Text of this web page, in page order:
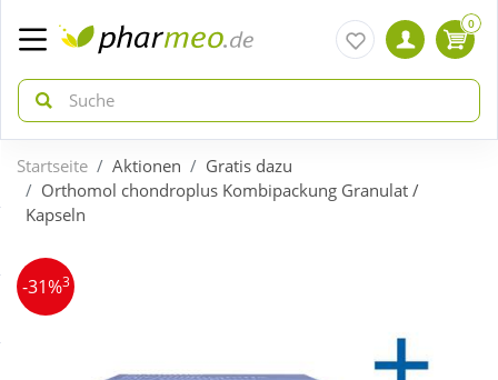
zurück
Aktuelle Coupons
zurück
Arzneimittel
0
Startseite Aktionen
Gratis dazu
Orthomol chondroplus Kombipackung Granulat /
Kapseln
-31%3